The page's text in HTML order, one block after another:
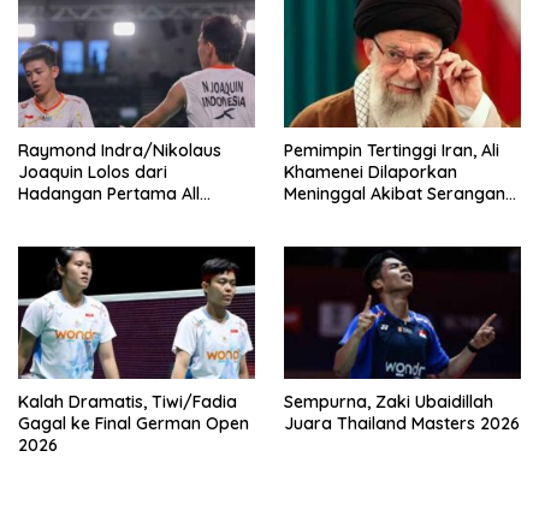
Raymond Indra/Nikolaus
Joaquin Lolos dari
Hadangan Pertama All
Pemimpin Tertinggi Iran, Ali
Khamenei Dilaporkan
Meninggal Akibat Serangan
Kalah Dramatis, Tiwi/Fadia
Gagal ke Final German Open
2026
Sempurna, Zaki Ubaidillah
Juara Thailand Masters 2026